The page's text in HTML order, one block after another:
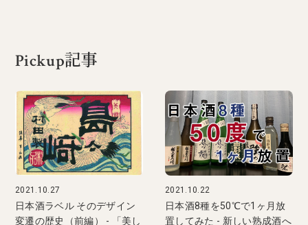
Pickup記事
2021.10.27
日本酒ラベル そのデザイン
変遷の歴史（前編） - 「美し
2021.10.22
日本酒8種を50℃で1ヶ月放
置してみた - 新しい熟成酒へ